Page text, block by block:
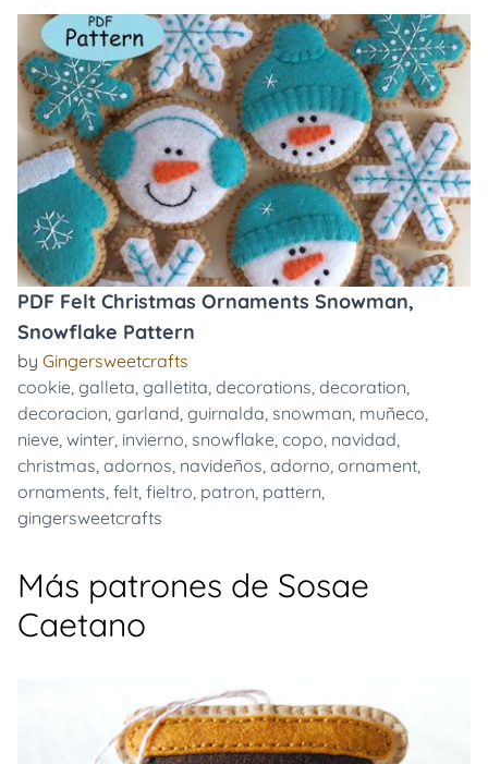
PDF Felt Christmas Ornaments Snowman,
Snowflake Pattern
by Gingersweetcrafts
cookie, galleta, galletita, decorations, decoration,
decoracion, garland, guirnalda, snowman, muñeco,
nieve, winter, invierno, snowflake, copo, navidad,
christmas, adornos, navideños, adorno, ornament,
ornaments, felt, fieltro, patron, pattern,
gingersweetcrafts
Más patrones de Sosae
Caetano